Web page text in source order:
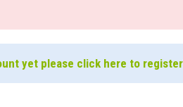
yet please click here to